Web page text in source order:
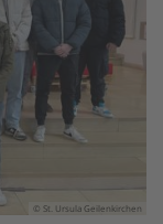
© St. Ursula Geilenkirchen